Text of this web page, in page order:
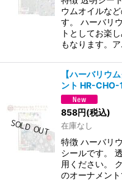
ウムオイルな
す。 ハーバリ
トとしてお楽
もなります。
【ハーバリウ
ント HR-
858円(税込)
在庫なし
特徴 ハーバリ
シールです。
用ください。
のオーナメン